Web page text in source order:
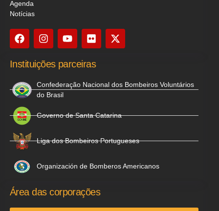
Agenda
Notícias
Instituições parceiras
Confederação Nacional dos Bombeiros Voluntários
do Brasil
Governo de Santa Catarina
Liga dos Bombeiros Portugueses
Organización de Bomberos Americanos
Área das corporações